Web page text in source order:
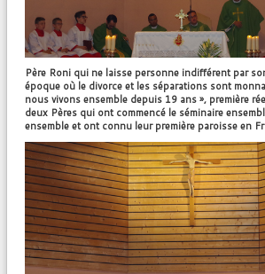
Père Roni qui ne laisse personne indifférent par
époque où le divorce et les séparations sont
nous vivons ensemble depuis 19 ans », première
deux Pères qui ont commencé le séminaire
ensemble et ont connu leur première paroisse en